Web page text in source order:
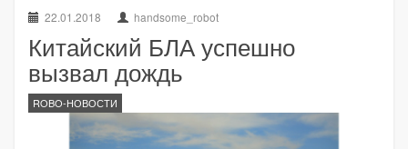
22.01.2018 handsome_robot
Китайский БЛА успешно
вызвал дождь
ROBO-НОВОСТИ